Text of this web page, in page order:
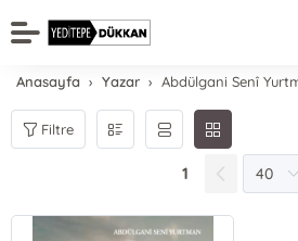
Anasayfa Yazar Abdülgani Senî
Filtre
1